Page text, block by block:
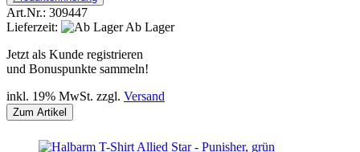
Art.Nr.: 309447
Lieferzeit:
Ab Lager
Jetzt als Kunde registrieren
und Bonuspunkte sammeln!
inkl. 19% MwSt. zzgl. Versand
Zum Artikel